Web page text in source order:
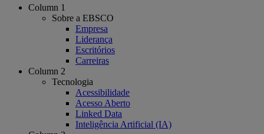
Column 1
Sobre a EBSCO
Empresa
Liderança
Escritórios
Carreiras
Column 2
Tecnologia
Acessibilidade
Acesso Aberto
Linked Data
Inteligência Artificial (IA)